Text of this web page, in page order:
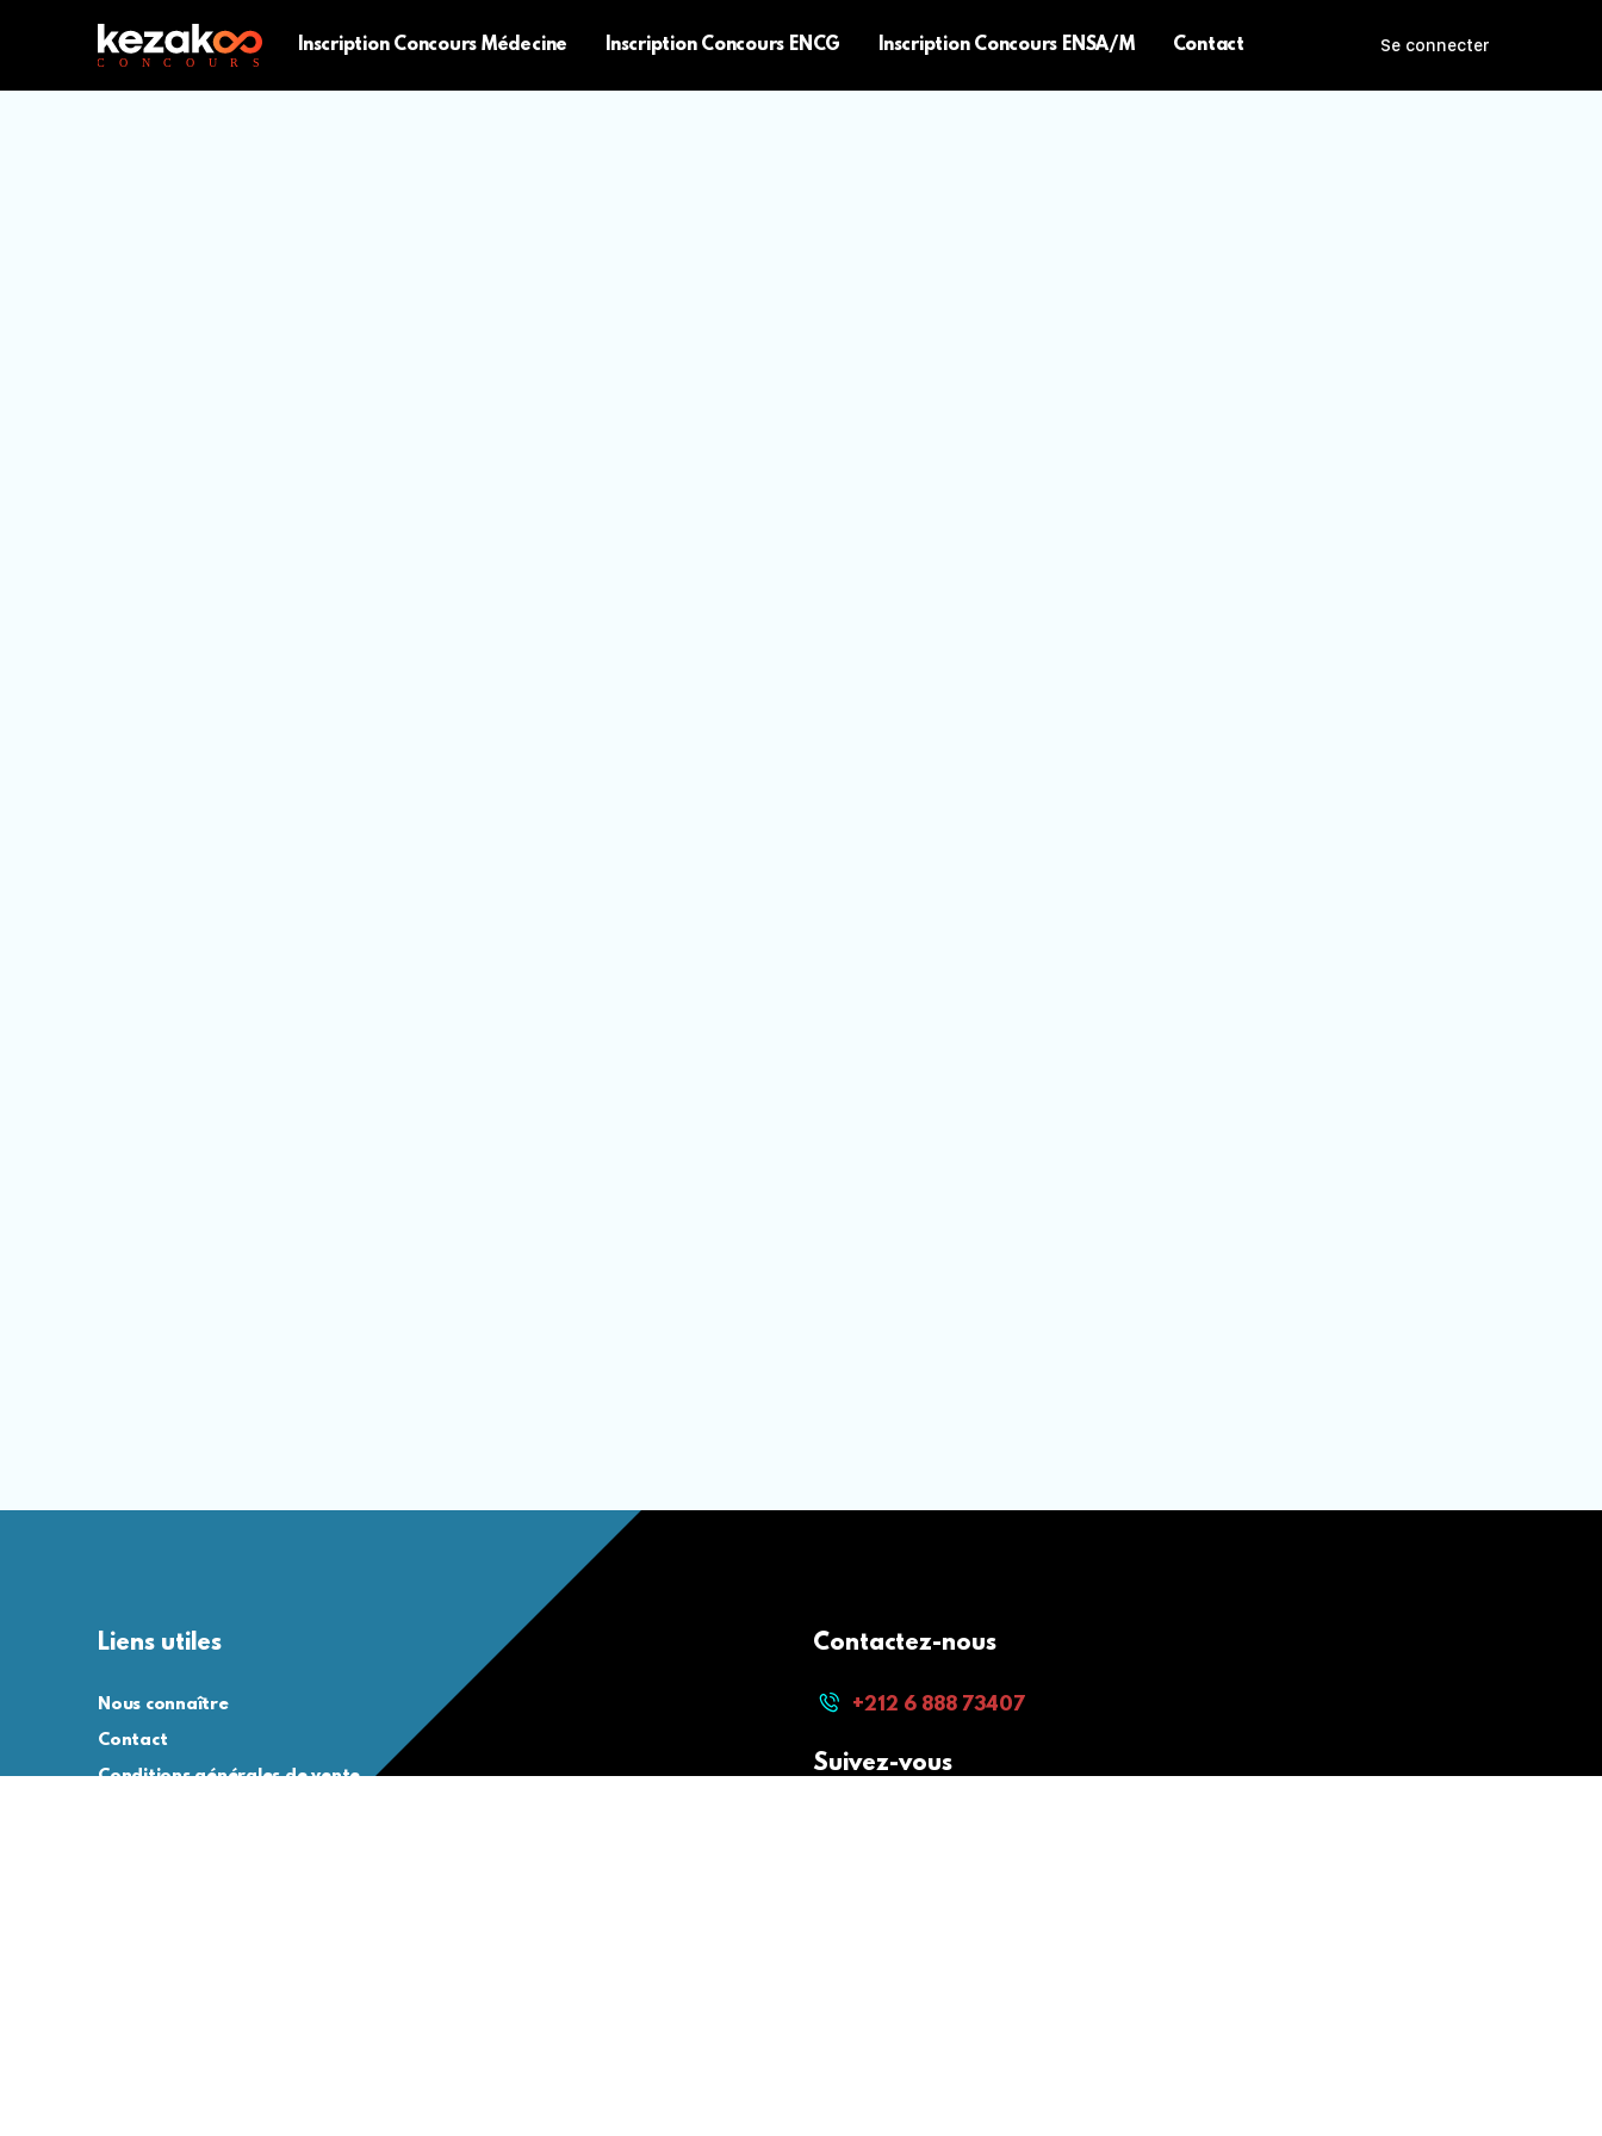
Inscription Concours Médecine Inscription Concours ENCG Inscription Concours ENSA/M Contact Se connecter
Liens utiles
Nous connaître
Contact
Conditions générales de vente
Contactez-nous
+212 6 888 73407
Suivez-vous